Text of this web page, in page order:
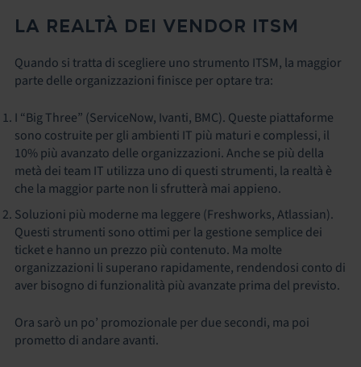
LA REALTÀ DEI VENDOR ITSM
Quando si tratta di scegliere uno strumento ITSM, la maggior
parte delle organizzazioni finisce per optare tra:
I “Big Three” (ServiceNow, Ivanti, BMC). Queste piattaforme
sono costruite per gli ambienti IT più maturi e complessi, il
10% più avanzato delle organizzazioni. Anche se più della
metà dei team IT utilizza uno di questi strumenti, la realtà è
che la maggior parte non li sfrutterà mai appieno.
Soluzioni più moderne ma leggere (Freshworks, Atlassian).
Questi strumenti sono ottimi per la gestione semplice dei
ticket e hanno un prezzo più contenuto. Ma molte
organizzazioni li superano rapidamente, rendendosi conto di
aver bisogno di funzionalità più avanzate prima del previsto.
Ora sarò un po’ promozionale per due secondi, ma poi
prometto di andare avanti.